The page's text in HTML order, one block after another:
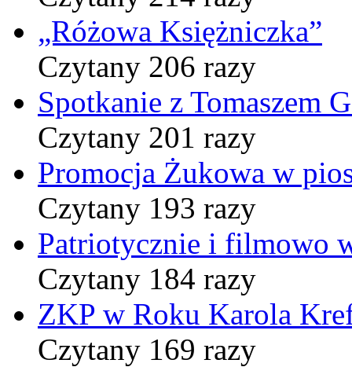
„Różowa Księżniczka”
Czytany 206 razy
Spotkanie z Tomaszem
Czytany 201 razy
Promocja Żukowa w
Czytany 193 razy
Patriotycznie i filmowo
Czytany 184 razy
ZKP w Roku Karola
Czytany 169 razy